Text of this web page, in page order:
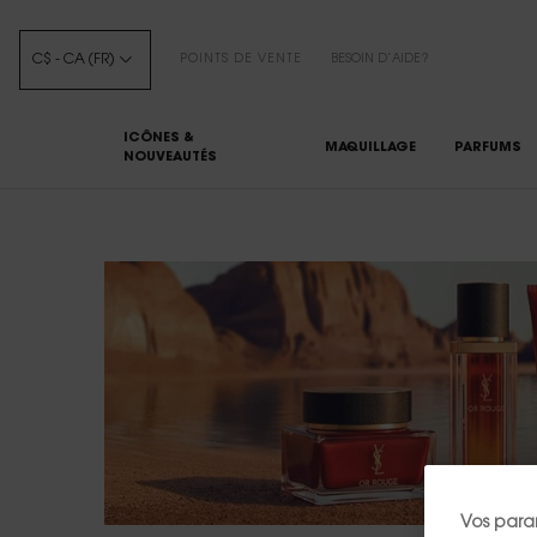
C$ - CA (FR) POINTS DE VENTE BESOIN D’AIDE?
ICÔNES &
NOUVEAUTÉS
MAQUILLAGE PARFUMS
Vos